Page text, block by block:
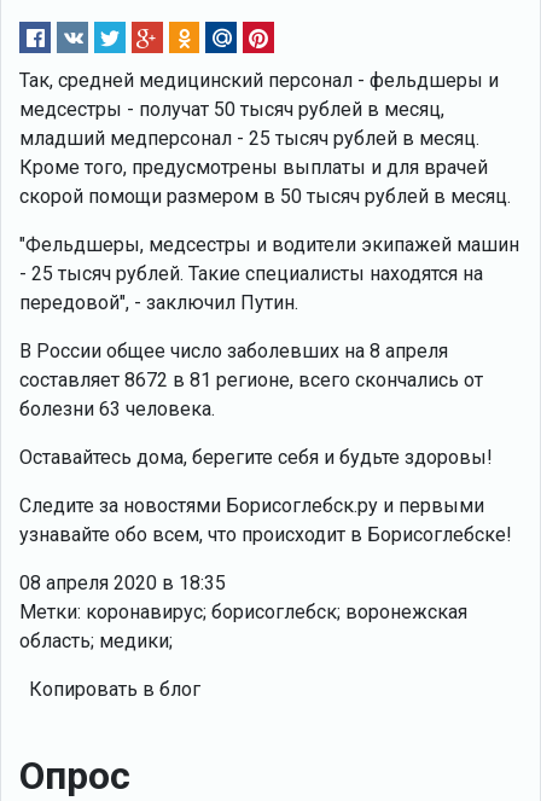
Так, средней медицинский персонал - фельдшеры и
медсестры - получат 50 тысяч рублей в месяц,
младший медперсонал - 25 тысяч рублей в месяц.
Кроме того, предусмотрены выплаты и для врачей
скорой помощи размером в 50 тысяч рублей в месяц.
"Фельдшеры, медсестры и водители экипажей машин
- 25 тысяч рублей. Такие специалисты находятся на
передовой", - заключил Путин.
В России общее число заболевших на 8 апреля
составляет 8672 в 81 регионе, всего скончались от
болезни 63 человека.
Оставайтесь дома, берегите себя и будьте здоровы!
Следите за новостями Борисоглебск.ру и первыми
узнавайте обо всем, что происходит в Борисоглебске!
08 апреля 2020 в 18:35
Метки: коронавирус; борисоглебск; воронежская
область; медики;
Копировать в блог
Опрос